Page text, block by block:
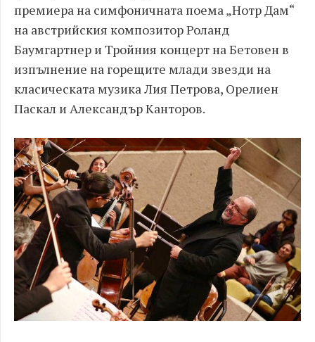
премиера на симфоничната поема „Нотр Дам“
на австрийския композитор Роланд
Баумгартнер и Тройния концерт на Бетовен в
изпълнение на горещите млади звезди на
класическата музика Лия Петрова, Орелиен
Паскал и Александър Канторов.